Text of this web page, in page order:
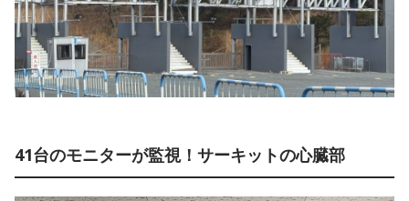
41台のモニターが監視！サーキットの心臓部